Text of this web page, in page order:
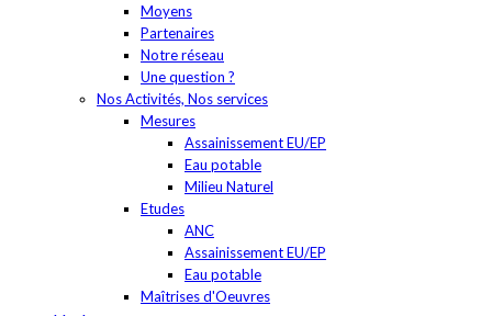
Moyens
Partenaires
Notre réseau
Une question ?
Nos Activités, Nos services
Mesures
Assainissement EU/EP
Eau potable
Milieu Naturel
Etudes
ANC
Assainissement EU/EP
Eau potable
Maîtrises d'Oeuvres